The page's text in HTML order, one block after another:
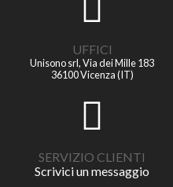
UFFICI
Unisono srl, Via dei Mille 183
36100 Vicenza (IT)
SERVIZIO CLIENTI
Scrivici un messaggio